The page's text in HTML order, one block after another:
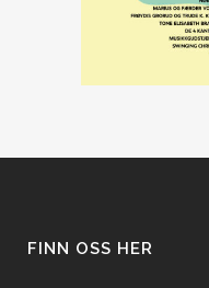
FINN OSS HER